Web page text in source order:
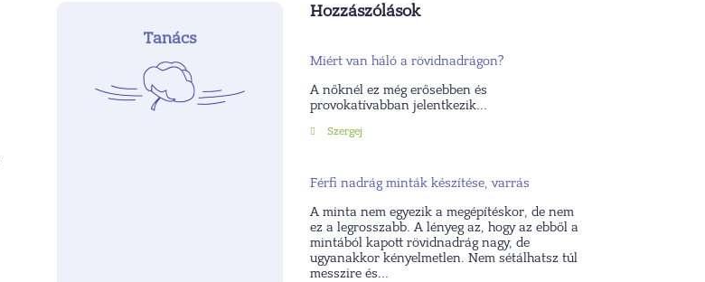
Tanács
Hozzászólások
Miért van háló a rövidnadrágon?
A nőknél ez még erősebben és
provokatívabban jelentkezik...
Szergej
Férfi nadrág minták készítése, varrás
A minta nem egyezik a megépítéskor, de nem
ez a legrosszabb. A lényeg az, hogy az ebből a
mintából kapott rövidnadrág nagy, de
ugyanakkor kényelmetlen. Nem sétálhatsz túl
messzire és...